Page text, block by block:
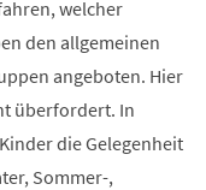
welcher
den allgemeinen
angeboten. Hier
überfordert. In
die Gelegenheit
Sommer-,